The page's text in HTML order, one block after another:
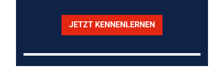
JETZT KENNENLERNEN